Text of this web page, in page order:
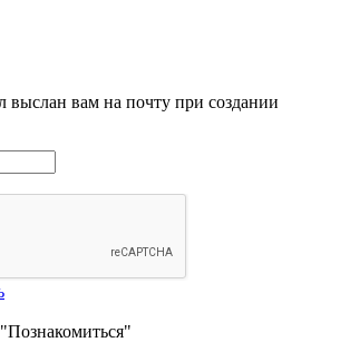
выслан вам на почту при создании